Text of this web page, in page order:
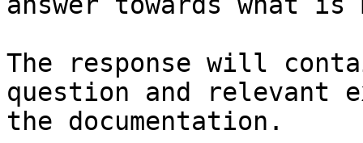
The response will
question and relevant
the documentation.